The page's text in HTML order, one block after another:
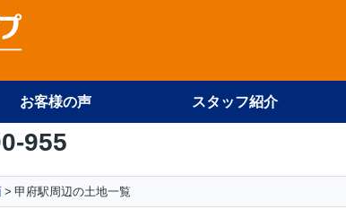
お客様の声 スタッフ紹介
955
甲府駅周辺の土地一覧